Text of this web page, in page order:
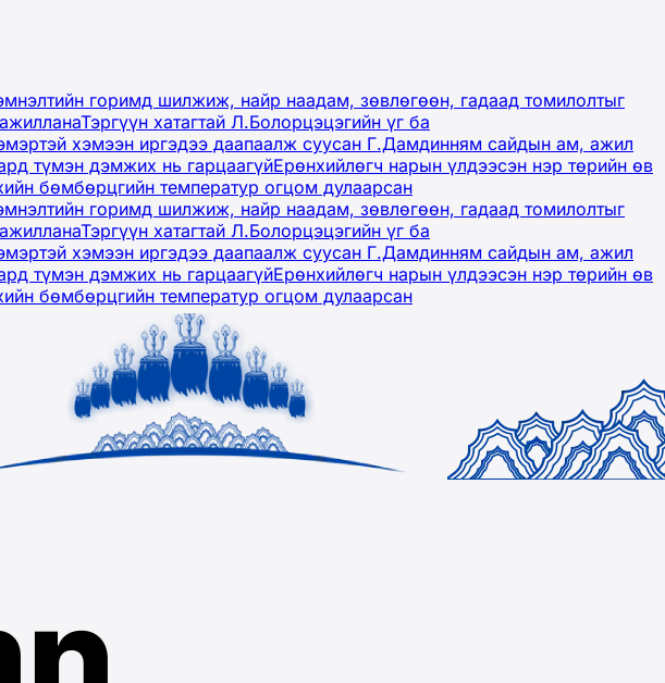
горимд шилжиж, найр наадам, зөвлөгөөн, гадаад томилолтыг
Тэргүүн хатагтай Л.Болорцэцэгийн үг ба
хэмээн иргэдээ даапаалж суусан Г.Дамдинням сайдын ам, ажил
түмэн дэмжих нь гарцаагүйЕрөнхийлөгч нарын үлдээсэн нэр төрийн өв
бөмбөрцгийн температур огцом дулаарсан
горимд шилжиж, найр наадам, зөвлөгөөн, гадаад томилолтыг
Тэргүүн хатагтай Л.Болорцэцэгийн үг ба
хэмээн иргэдээ даапаалж суусан Г.Дамдинням сайдын ам, ажил
түмэн дэмжих нь гарцаагүйЕрөнхийлөгч нарын үлдээсэн нэр төрийн өв
бөмбөрцгийн температур огцом дулаарсан